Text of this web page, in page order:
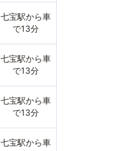
七宝駅から車
で13分
七宝駅から車
で13分
七宝駅から車
で13分
七宝駅から車